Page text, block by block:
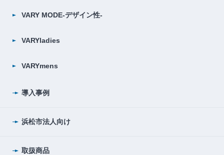
VARY MODE-デザイン性-
VARYladies
VARYmens
導入事例
浜松市法人向け
取扱商品